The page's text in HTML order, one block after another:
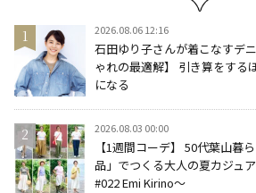
2026.08.06 12:16
石田ゆり子さんが着こなすデ
ゃれの最適解】 引き算をする
になる
2026.08.03 00:00
【1週間コーデ】 50代葉山暮
品」でつくる大人の夏カジュ
#022 Emi Kirino～